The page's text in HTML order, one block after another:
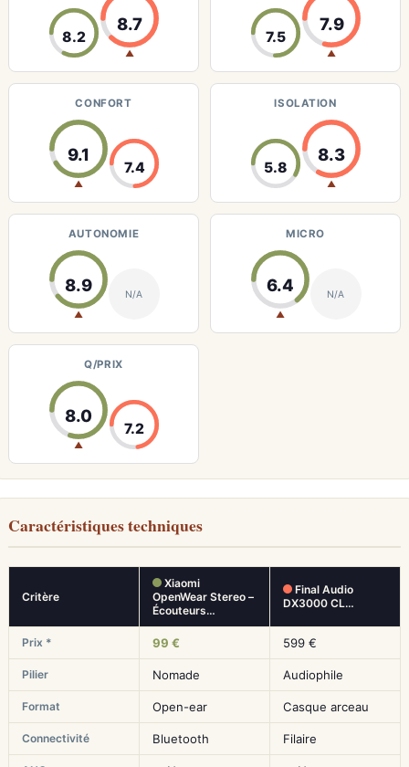
8.2
8.7
▲
7.5
7.9
▲
CONFORT
9.1
▲
7.4
ISOLATION
5.8
8.3
▲
AUTONOMIE
8.9
▲
N/A
MICRO
6.4
▲
N/A
Q/PRIX
8.0
▲
7.2
Caractéristiques techniques
Critère
Xiaomi
OpenWear Stereo –
Écouteurs…
Final Audio
DX3000 CL…
Prix * 99 € 599 €
Pilier Nomade Audiophile
Format Open-ear Casque arceau
Connectivité Bluetooth Filaire